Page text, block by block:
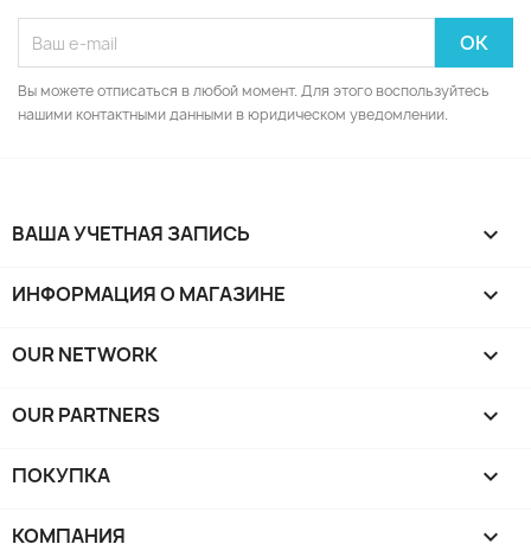
Вы можете отписаться в любой момент. Для этого воспользуйтесь
нашими контактными данными в юридическом уведомлении.
ВАША УЧЕТНАЯ ЗАПИСЬ 
ИНФОРМАЦИЯ О МАГАЗИНЕ keyboard_arrow_down
OUR NETWORK keyboard_arrow_down
OUR PARTNERS keyboard_arrow_down
ПОКУПКА 
КОМПАНИЯ 